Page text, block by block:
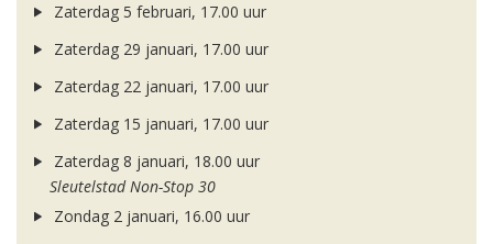
Zaterdag 5 februari, 17.00 uur
Zaterdag 29 januari, 17.00 uur
Zaterdag 22 januari, 17.00 uur
Zaterdag 15 januari, 17.00 uur
Zaterdag 8 januari, 18.00 uur
Sleutelstad Non-Stop 30
Zondag 2 januari, 16.00 uur